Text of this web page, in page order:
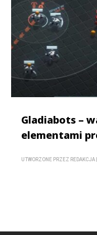
Gladiabots –
elementami
UTWORZONE PRZEZ REDAKCJA